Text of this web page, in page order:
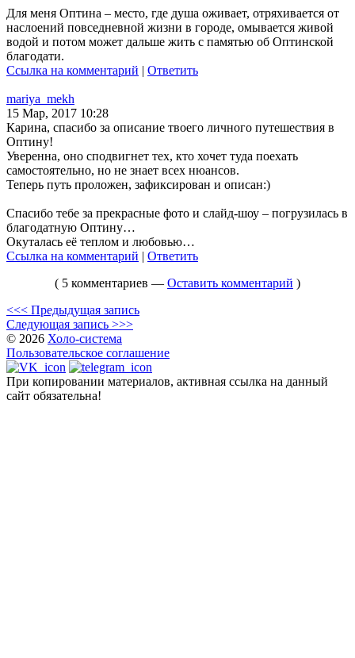
Для меня Оптина – место, где душа оживает, отряхивается от
наслоений повседневной жизни в городе, омывается живой
водой и потом может дальше жить с памятью об Оптинской
благодати.
Ссылка на комментарий | Ответить
mariya_mekh
15 Мар, 2017 10:28
Карина, спасибо за описание твоего личного путешествия в
Оптину!
Уверенна, оно сподвигнет тех, кто хочет туда поехать
самостоятельно, но не знает всех нюансов.
Теперь путь проложен, зафиксирован и описан:)
Спасибо тебе за прекрасные фото и слайд-шоу – погрузилась в
благодатную Оптину…
Окуталась её теплом и любовью…
Ссылка на комментарий | Ответить
( 5 комментариев — Оставить комментарий )
<<< Предыдущая запись
Следующая запись >>>
© 2026 Холо-система
Пользовательское соглашение
При копировании материалов, активная ссылка на данный
сайт обязательна!